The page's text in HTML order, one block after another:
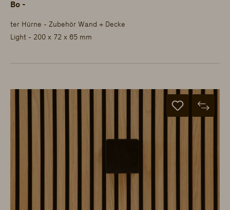
Bo -
ter Hürne - Zubehör Wand + Decke
Light - 200 x 72 x 65 mm